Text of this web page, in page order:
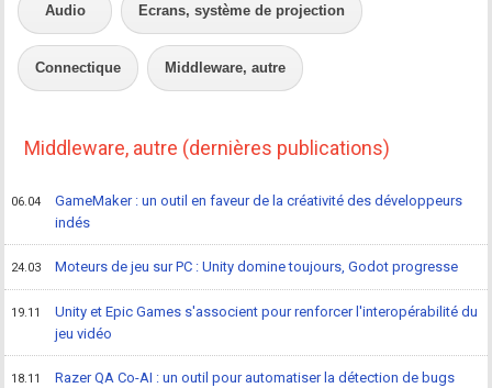
Audio Ecrans, système de projection
Connectique Middleware, autre
Middleware, autre (dernières publications)
06.04
GameMaker : un outil en faveur de la créativité des développeurs
indés
24.03 Moteurs de jeu sur PC : Unity domine toujours, Godot progresse
19.11
Unity et Epic Games s'associent pour renforcer l'interopérabilité du
jeu vidéo
18.11 Razer QA Co-AI : un outil pour automatiser la détection de bugs